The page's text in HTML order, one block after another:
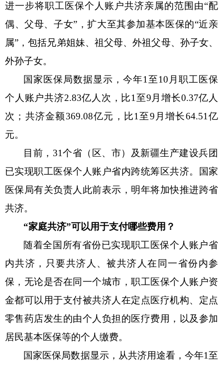
进一步将职工医保个人账户共济亲属的范围由“配
偶、父母、子女”，扩大至其参加基本医保的“近亲
属”，包括兄弟姐妹、祖父母、外祖父母、孙子女、
外孙子女。
国家医保局数据显示，今年1至10月职工医保
个人账户共济2.83亿人次，比1至9月增长0.37亿人
次；共济金额369.08亿元，比1至9月增长64.51亿
元。
目前， 31个省（区、市）及新疆生产建设兵团
已实现职工医保个人账户省内跨统筹区共济。国家
医保局有关负责人此前表示，明年将加快推进跨省
共济。
“家庭共济”可以用于支付哪些费用？
随着全国所有省份已实现职工医保个人账户省
内共济，只要共济人、被共济人在同一省份内参
保，无论是否在同一个城市，职工医保个人账户资
金都可以用于支付被共济人在定点医疗机构、定点
零售药店发生的由个人负担的医疗费用，以及参加
居民基本医保等的个人缴费。
国家医保局数据显示，从共济用途看，今年1至